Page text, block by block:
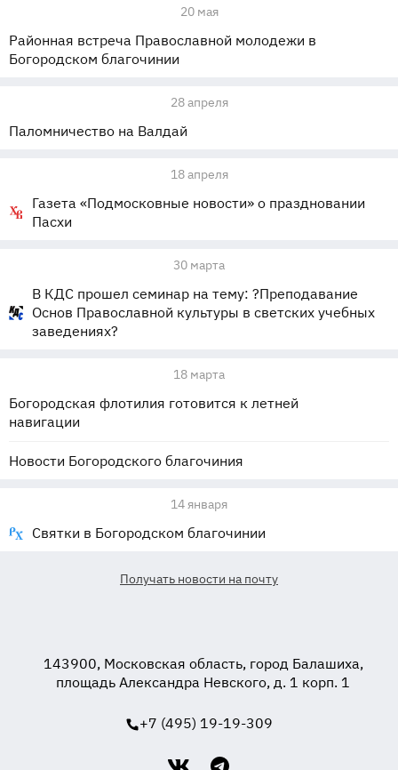
20 мая
Районная встреча Православной молодежи в
Богородском благочинии
28 апреля
Паломничество на Валдай
18 апреля
Газета «Подмосковные новости» о праздновании
Пасхи
30 марта
В КДС прошел семинар на тему: ?Преподавание
Основ Православной культуры в светских учебных
заведениях?
18 марта
Богородская флотилия готовится к летней
навигации
Новости Богородского благочиния
14 января
Святки в Богородском благочинии
Получать новости на почту
143900, Московская область, город Балашиха,
площадь Александра Невского, д. 1 корп. 1
+7 (495) 19-19-309